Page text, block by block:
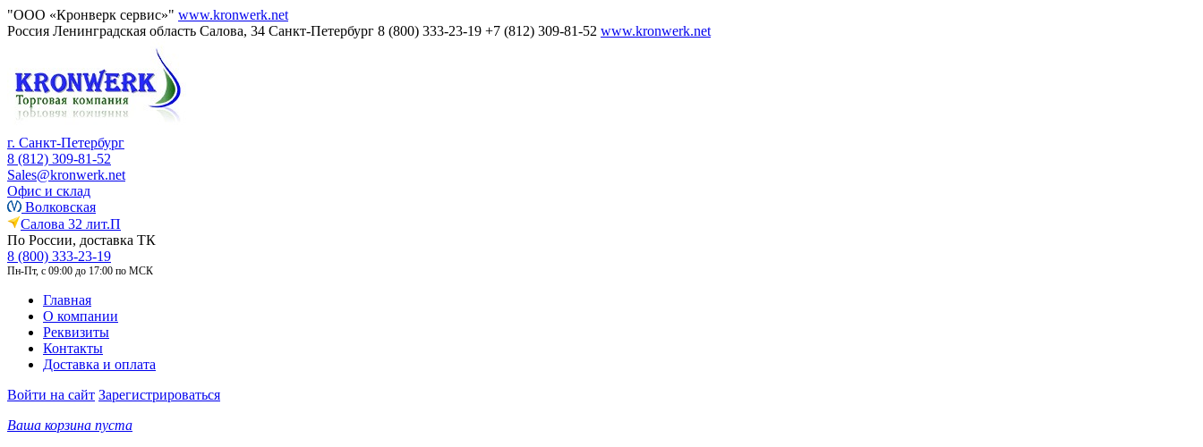
"ООО «Кронверк сервис»" www.kronwerk.net
Россия Ленинградская область Салова, 34 Санкт-Петербург 8 (800) 333-23-19 +7 (812) 309-81-52 www.kronwerk.net
г. Санкт-Петербург
8 (812) 309-81-52
Sales@kronwerk.net
Офис и склад
Волковская
Салова 32 лит.П
По России, доставка ТК
8 (800) 333-23-19
Пн-Пт, с 09:00 до 17:00 по МСК
Главная
О компании
Реквизиты
Контакты
Доставка и оплата
Войти на сайт Зарегистрироваться
Ваша корзина пуста